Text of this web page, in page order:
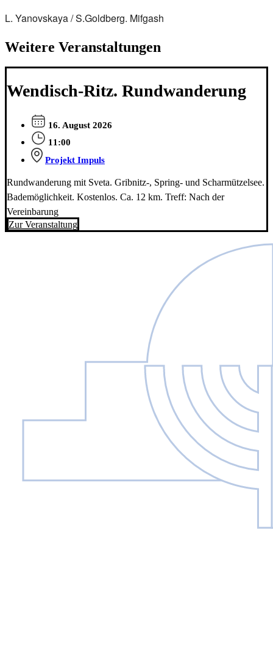
L. Yanovskaya / S.Goldberg. Mifgash
Weitere Veranstaltungen
Wendisch-Ritz. Rundwanderung
16. August 2026
11:00
Projekt Impuls
Rundwanderung mit Sveta. Gribnitz-, Spring- und Scharmützelsee.
Bademöglichkeit. Kostenlos. Ca. 12 km. Treff: Nach der
Vereinbarung
Zur Veranstaltung